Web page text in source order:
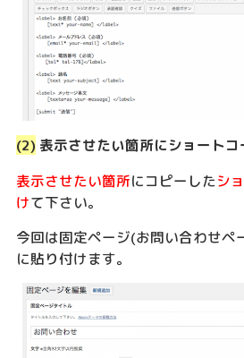
(2) 表示させたい箇所にショート
表示させたい箇所にコピーしたシ
けて下さい。
今回は固定ページ(お問い合わせペ
に貼り付けます。